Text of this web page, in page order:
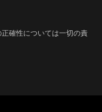
確性については一切の責